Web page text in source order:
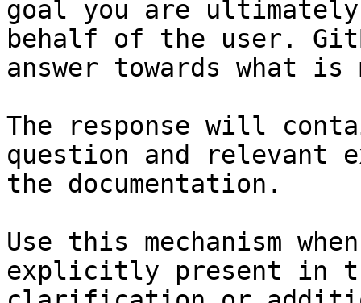
goal you are
behalf of the user.
answer towards what
The response will
question and relevant
the documentation.
Use this mechanism
explicitly present in